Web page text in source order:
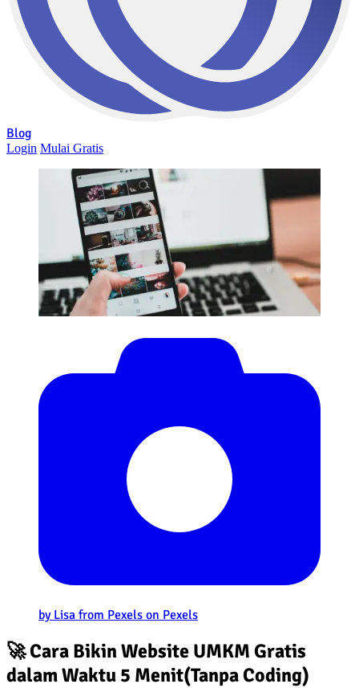
Blog
Login Mulai Gratis
by Lisa from Pexels on Pexels
🚀 Cara Bikin Website UMKM Gratis
dalam Waktu 5 Menit(Tanpa Coding)